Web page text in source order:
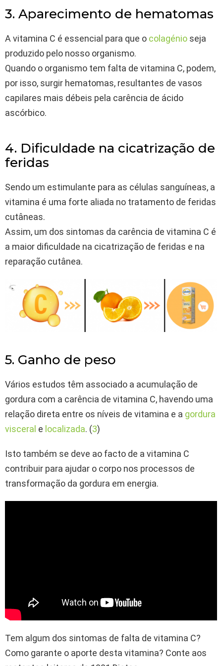
3. Aparecimento de hematomas
A vitamina C é essencial para que o colagénio seja
produzido pelo nosso organismo.
Quando o organismo tem falta de vitamina C, podem,
por isso, surgir hematomas, resultantes de vasos
capilares mais débeis pela carência de ácido
ascórbico.
4. Dificuldade na cicatrização de
feridas
Sendo um estimulante para as células sanguíneas, a
vitamina é uma forte aliada no tratamento de feridas
cutâneas.
Assim, um dos sintomas da carência de vitamina C é
a maior dificuldade na cicatrização de feridas e na
reparação cutânea.
5. Ganho de peso
Vários estudos têm associado a acumulação de
gordura com a carência de vitamina C, havendo uma
relação direta entre os níveis de vitamina e a gordura
visceral e localizada. (3)
Isto também se deve ao facto de a vitamina C
contribuir para ajudar o corpo nos processos de
transformação da gordura em energia.
Tem algum dos sintomas de falta de vitamina C?
Como garante o aporte desta vitamina? Conte aos